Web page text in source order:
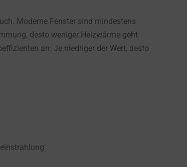
Moderne Fenster sind mindestens
desto weniger Heizwärme geht
an: Je niedriger der Wert, desto